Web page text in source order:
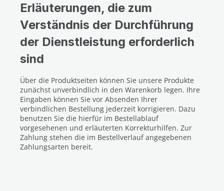
Erläuterungen, die zum
Verständnis der Durchführung
der Dienstleistung erforderlich
sind
Über die Produktseiten können Sie unsere Produkte
zunächst unverbindlich in den Warenkorb legen. Ihre
Eingaben können Sie vor Absenden Ihrer
verbindlichen Bestellung jederzeit korrigieren. Dazu
benutzen Sie die hierfür im Bestellablauf
vorgesehenen und erläuterten Korrekturhilfen. Zur
Zahlung stehen die im Bestellverlauf angegebenen
Zahlungsarten bereit.